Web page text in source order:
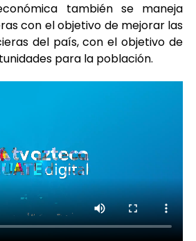
también se maneja
con el objetivo de mejorar las
del país, con el objetivo de
para la población.